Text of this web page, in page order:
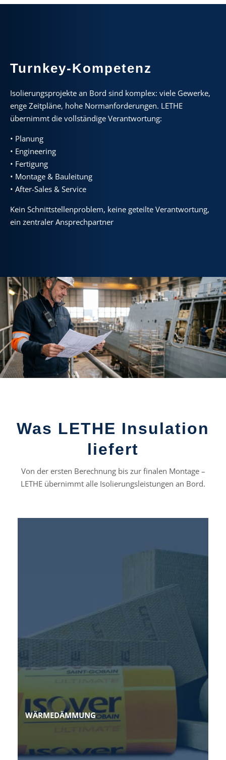
Turnkey-Kompetenz
Isolierungsprojekte an Bord sind komplex: viele Gewerke,
enge Zeitpläne, hohe Normanforderungen. LETHE
übernimmt die vollständige Verantwortung:
• Planung
• Engineering
• Fertigung
• Montage & Bauleitung
• After-Sales & Service
Kein Schnittstellenproblem, keine geteilte Verantwortung,
ein zentraler Ansprechpartner
Was LETHE Insulation
liefert
Von der ersten Berechnung bis zur finalen Montage –
LETHE übernimmt alle Isolierungsleistungen an Bord.
WÄRMEDÄMMUNG